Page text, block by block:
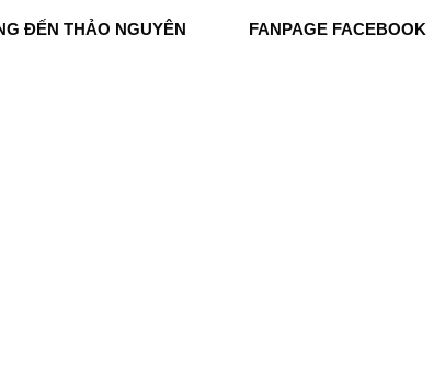
ĐẾN THẢO NGUYÊN
FANPAGE FACEBOOK